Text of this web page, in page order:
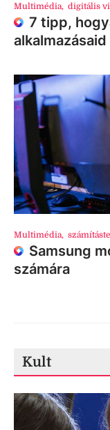
Multimédia, digitális
7 tipp,
Multimédia,
Samsung
számára
Kult